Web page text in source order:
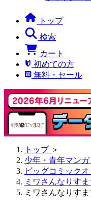
トップ
検索
カート
初めての方
無料・セール
トップ ＞
少年・青年マンガ
ビッグコミック
ミワさんなりすま
ミワさんなりす